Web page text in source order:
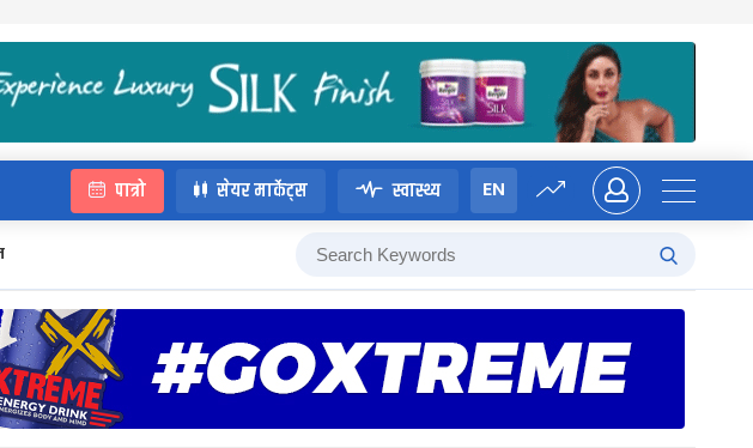
पात्रो सेयर मार्केट्स स्वास्थ्य EN